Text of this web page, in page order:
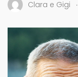
Clara e Gigi .